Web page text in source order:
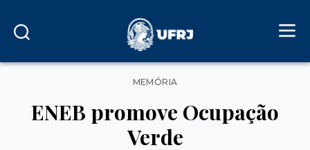
Categorias
MEMÓRIA
ENEB promove Ocupação
Verde